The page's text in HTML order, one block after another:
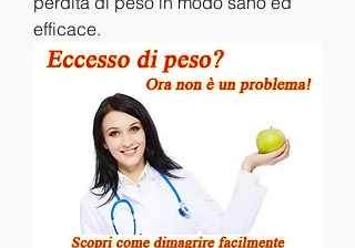
efficace.